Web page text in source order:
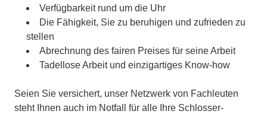
Verfügbarkeit rund um die Uhr
Die Fähigkeit, Sie zu beruhigen und zufrieden zu
stellen
Abrechnung des fairen Preises für seine Arbeit
Tadellose Arbeit und einzigartiges Know-how
Seien Sie versichert, unser Netzwerk von Fachleuten
steht Ihnen auch im Notfall für alle Ihre Schlosser-